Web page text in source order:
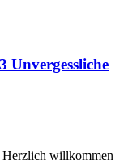
Unvergessliche
Herzlich willkommen